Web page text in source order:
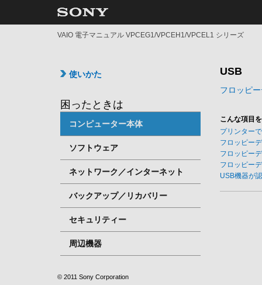
VAIO 電子マニュアル VPCEG1/VPCEH1/VPCEL1 シリーズ
使いかた
困ったときは
コンピューター本体
ソフトウェア
ネットワーク／インターネット
バックアップ／リカバリー
セキュリティー
周辺機器
USB
フロッピ
こんな項目
プリンター
フロッピー
フロッピー
フロッピー
USB機器が
© 2011 Sony Corporation